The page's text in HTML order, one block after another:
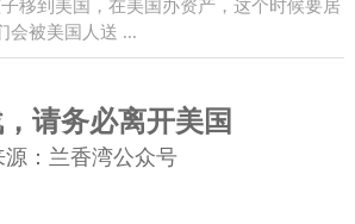
移到美国，在美国办资产，这个时候要居
会被美国人送 ...
请务必离开美国
：兰香湾公众号